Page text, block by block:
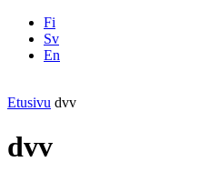
Fi
Sv
En
Etusivu dvv
dvv